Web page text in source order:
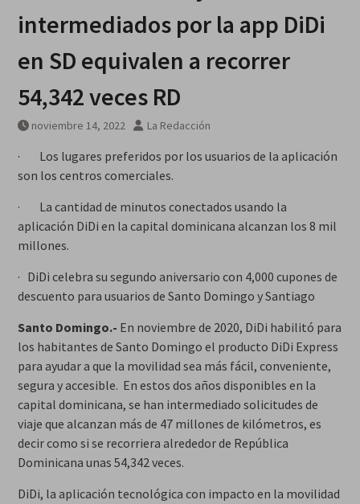
intermediados por la app DiDi
en SD equivalen a recorrer
54,342 veces RD
noviembre 14, 2022 La Redacción
· Los lugares preferidos por los usuarios de la aplicación
son los centros comerciales.
· La cantidad de minutos conectados usando la
aplicación DiDi en la capital dominicana alcanzan los 8 mil
millones.
· DiDi celebra su segundo aniversario con 4,000 cupones de
descuento para usuarios de Santo Domingo y Santiago
Santo Domingo.- En noviembre de 2020, DiDi habilitó para
los habitantes de Santo Domingo el producto DiDi Express
para ayudar a que la movilidad sea más fácil, conveniente,
segura y accesible. En estos dos años disponibles en la
capital dominicana, se han intermediado solicitudes de
viaje que alcanzan más de 47 millones de kilómetros, es
decir como si se recorriera alrededor de República
Dominicana unas 54,342 veces.
DiDi, la aplicación tecnológica con impacto en la movilidad